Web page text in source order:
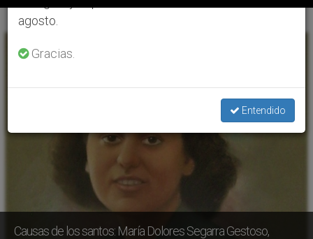
ÚLTIMAS NOTICIAS
Causas de los santos: María Dolores Segarra Gestoso,
agosto.
Gracias.
Entendido